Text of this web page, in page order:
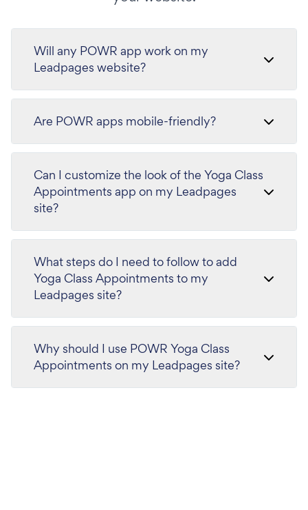
Will any POWR app work on my
Leadpages website?
Are POWR apps mobile-friendly?
Can I customize the look of the Yoga Class
Appointments app on my Leadpages
site?
What steps do I need to follow to add
Yoga Class Appointments to my
Leadpages site?
Why should I use POWR Yoga Class
Appointments on my Leadpages site?